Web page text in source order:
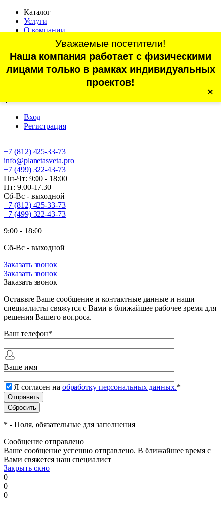
Каталог
Услуги
О компании
Статьи
Контакты
Отзывы
г. Санкт-Петербург, проспект Обуховской Обороны, 70, корп.
Вход
Регистрация
+7 (812) 425-33-73
Уважаемые посетители!
Наша компания работает с физическими
лицами только в рамках индивидуальных
проектов!
×
info@planetasveta.pro
+7 (499) 322-43-73
Пн-Чт: 9:00 - 18:00
Пт: 9.00-17.30
Сб-Вс - выходной
+7 (812) 425-33-73
+7 (499) 322-43-73
9:00 - 18:00
Сб-Вс - выходной
Заказать звонок
Заказать звонок
Заказать звонок
Оставьте Ваше сообщение и контактные данные и наши
специалисты свяжутся с Вами в ближайшее рабочее время для
решения Вашего вопроса.
Ваш телефон*
Ваше имя
Я согласен на обработку персональных данных.*
* - Поля, обязательные для заполнения
Сообщение отправлено
Ваше сообщение успешно отправлено. В ближайшее время с
Вами свяжется наш специалист
Закрыть окно
0
0
0